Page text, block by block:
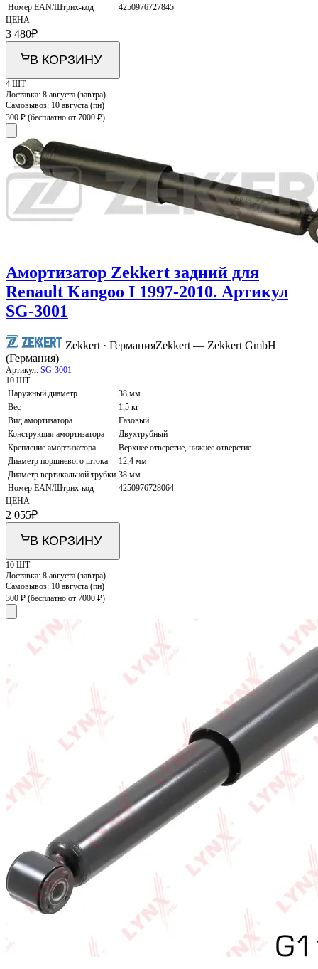
Номер EAN/Штрих-код
4250976727845
ЦЕНА
3 480₽
В КОРЗИНУ
4 ШТ
Доставка: 8 августа (завтра)
Самовывоз: 10 августа (пн)
300 ₽ (бесплатно от 7000 ₽)
Амортизатор Zekkert задний для
Renault Kangoo I 1997-2010. Артикул
SG-3001
Zekkert · ГерманияZekkert — Zekkert GmbH
(Германия)
Артикул: SG-3001
10 ШТ
Наружный диаметр
38 мм
Вес
1,5 кг
Вид амортизатора
Газовый
Конструкция амортизатора
Двухтрубный
Крепление амортизатора
Верхнее отверстие, нижнее отверстие
Диаметр поршневого штока
12,4 мм
Диаметр вертикальной трубки 38 мм
Номер EAN/Штрих-код
4250976728064
ЦЕНА
2 055₽
В КОРЗИНУ
10 ШТ
Доставка: 8 августа (завтра)
Самовывоз: 10 августа (пн)
300 ₽ (бесплатно от 7000 ₽)